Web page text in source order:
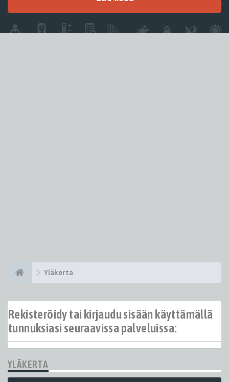
Yläkerta
Rekisteröidy tai kirjaudu sisään käyttämällä
tunnuksiasi seuraavissa palveluissa:
YLÄKERTA